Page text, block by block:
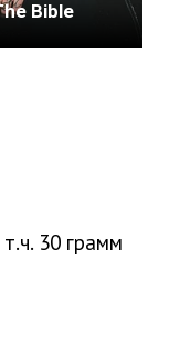
30 грамм